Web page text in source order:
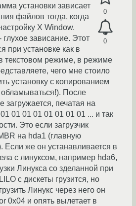
0
0
установки зависает
файлов тогда, когда
X Window.
глухое зависание. Этот
при установке как в
текстовом режиме, в режиме
чего мне стоило
установку с копированием
После
загружается, печатая на
01 01 01 01 01 01 01 ... и так
Это если загрузчик
на hda1 (главную
Если же он устанавливается в
с линуксом, например hda6,
Линукса со зделанной при
с дискеты грузится, но
Линукс через него он
0x04 и опять вылетает в